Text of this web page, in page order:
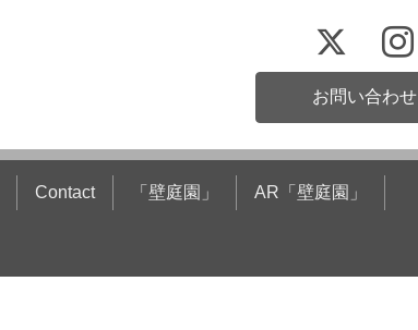
お問い合わせ
Contact 「壁庭園」 AR「壁庭園」